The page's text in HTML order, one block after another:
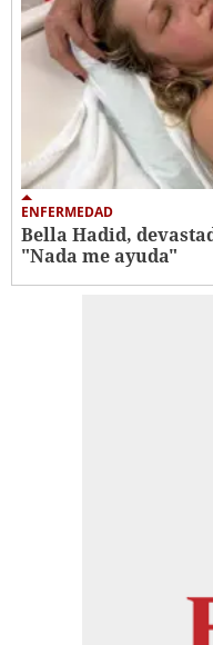
ENFERMEDAD
Bella Hadid,
"Nada me ayuda"